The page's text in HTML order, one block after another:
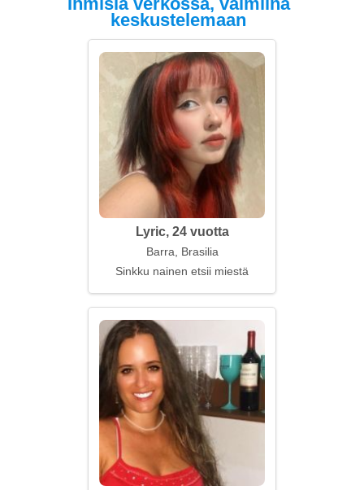
keskustelemaan
Lyric, 24 vuotta
Barra, Brasilia
Sinkku nainen etsii miestä